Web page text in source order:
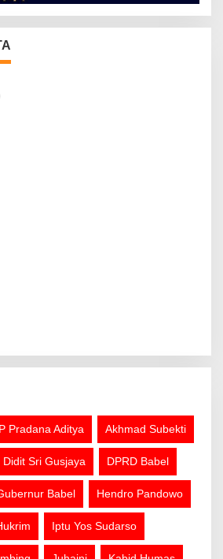
Pradana Aditya Akhmad Subekti
Didit Sri Gusjaya DPRD Babel
Babel Hendro Pandowo
Iptu Yos Sudarso